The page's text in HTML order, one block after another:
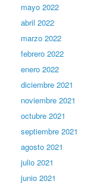
mayo 2022
abril 2022
marzo 2022
febrero 2022
enero 2022
diciembre 2021
noviembre 2021
octubre 2021
septiembre 2021
agosto 2021
julio 2021
junio 2021